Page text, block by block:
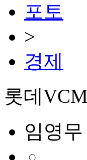
포토
>
경제
롯데
임영